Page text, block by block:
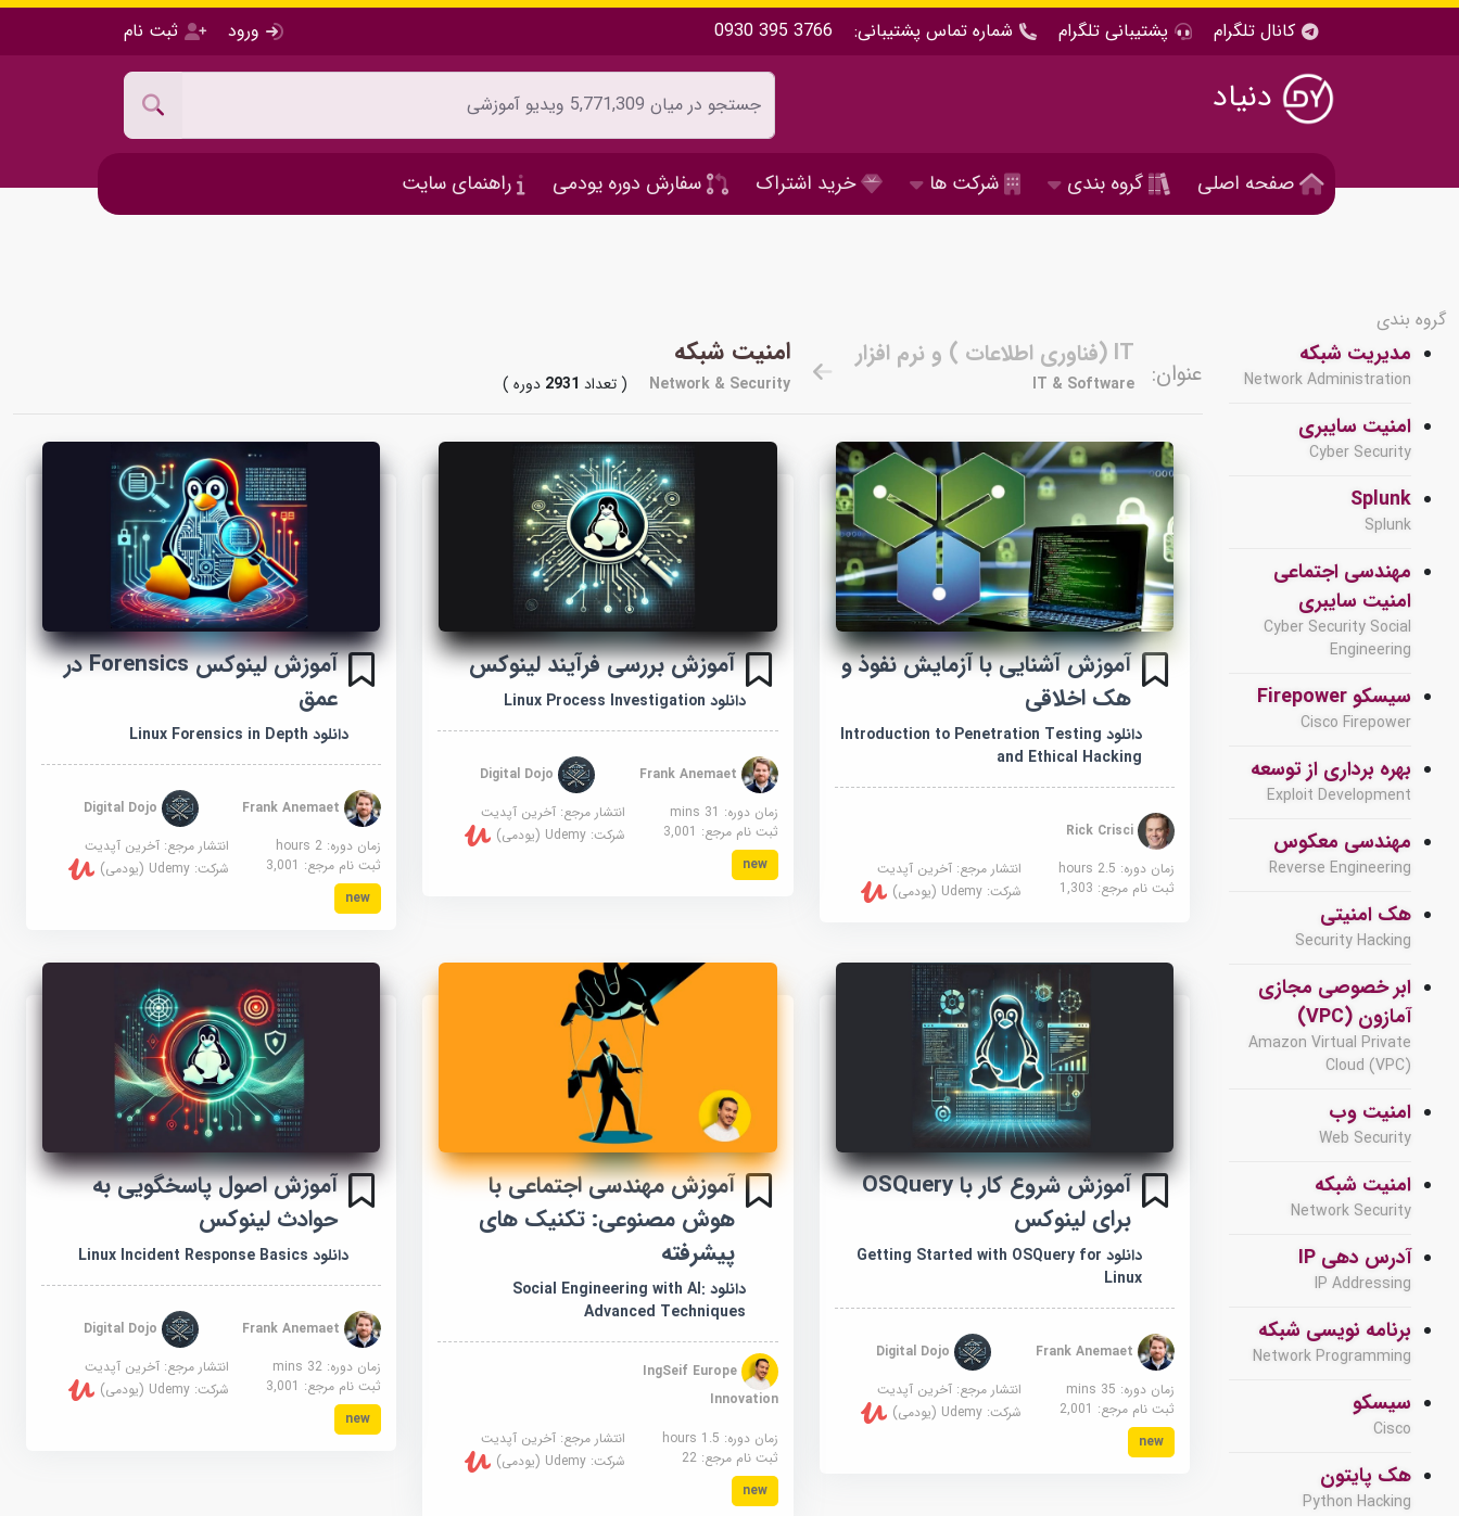
کانال تلگرام پشتیبانی تلگرام شماره تماس پشتیبانی: 0930 395 3766 ورود ثبت نام
دنیاد
صفحه اصلی گروه بندی شرکت ها خرید اشتراک سفارش دوره یودمی راهنمای سایت
گروه بندی
مدیریت شبکه
Network Administration
امنیت سایبری
Cyber Security
Splunk
Splunk
مهندسی اجتماعی
امنیت سایبری
Cyber Security Social
Engineering
سیسکو Firepower
Cisco Firepower
بهره برداری از توسعه
Exploit Development
مهندسی معکوس
Reverse Engineering
هک امنیتی
Security Hacking
ابر خصوصی مجازی
آمازون (VPC)
Amazon Virtual Private
Cloud (VPC)
امنیت وب
Web Security
امنیت شبکه
Network Security
آدرس دهی IP
IP Addressing
برنامه نویسی شبکه
Network Programming
سیسکو
Cisco
هک پایتون
Python Hacking
عنوان:
IT (فناوری اطلاعات ) و نرم افزار
IT & Software
امنیت شبکه
Network & Security ( تعداد 2931 دوره )
آموزش آشنایی با آزمایش نفوذ و
هک اخلاقی
دانلود Introduction to Penetration Testing
and Ethical Hacking
زمان دوره: 2.5 hours
انتشار مرجع: آخرین آپدیت
ثبت نام مرجع: 1,303 شرکت: Udemy (یودمی)
آموزش بررسی فرآیند لینوکس
دانلود Linux Process Investigation
Digital Dojo
زمان دوره: 31 mins
انتشار مرجع: آخرین آپدیت
ثبت نام مرجع: 3,001 شرکت: Udemy (یودمی)
new
آموزش لینوکس Forensics در
عمق
دانلود Linux Forensics in Depth
Frank Anemaet
زمان دوره: 2 hours
انتشار مرجع:آخرین آپدیت
ثبت نام مرجع: 3,001 شرکت:Udemy (یودمی)
new
آموزش شروع کار با OSQuery
برای لینوکس
دانلود Getting Started with OSQuery for
Linux
Digital Dojo
زمان دوره: 35 mins
انتشار مرجع: آخرین آپدیت
ثبت نام مرجع: 2,001 شرکت: Udemy (یودمی)
new
آموزش مهندسی اجتماعی با
هوش مصنوعی: تکنیک های
پیشرفته
دانلود Social Engineering with AI:
Advanced Techniques
IngSeif Europe
Innovation
زمان دوره: 1.5 hours
انتشار مرجع: آخرین آپدیت
ثبت نام مرجع:22 شرکت: Udemy (یودمی)
new
آموزش اصول پاسخگویی به
حوادث لینوکس
دانلود Linux Incident Response Basics
Frank Anemaet
زمان دوره: 32 mins
انتشار مرجع:آخرین آپدیت
ثبت نام مرجع: 3,001 شرکت:Udemy (یودمی)
new